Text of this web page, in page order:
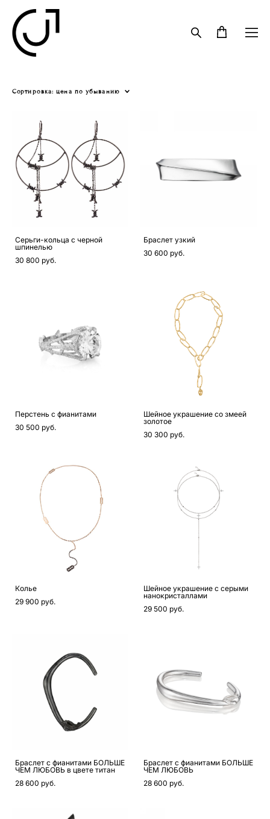
Сортировка: цена по убыванию
Серьги-кольца с черной
шпинелью
30 800 pуб.
Браслет узкий
30 600 pуб.
Перстень с фианитами
30 500 pуб.
Шейное украшение со змеей
золотое
30 300 pуб.
Колье
29 900 pуб.
Шейное украшение с серыми
нанокристаллами
29 500 pуб.
Браслет с фианитами БОЛЬШЕ
ЧЕМ ЛЮБОВЬ в цвете титан
28 600 pуб.
Браслет с фианитами БОЛЬШЕ
ЧЕМ ЛЮБОВЬ
28 600 pуб.